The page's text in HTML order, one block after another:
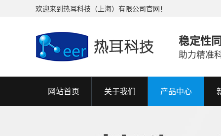
欢迎来到热耳科技（上海）有限公司官网！
稳定性
助力精准
网站首页 关于我们 产品中心